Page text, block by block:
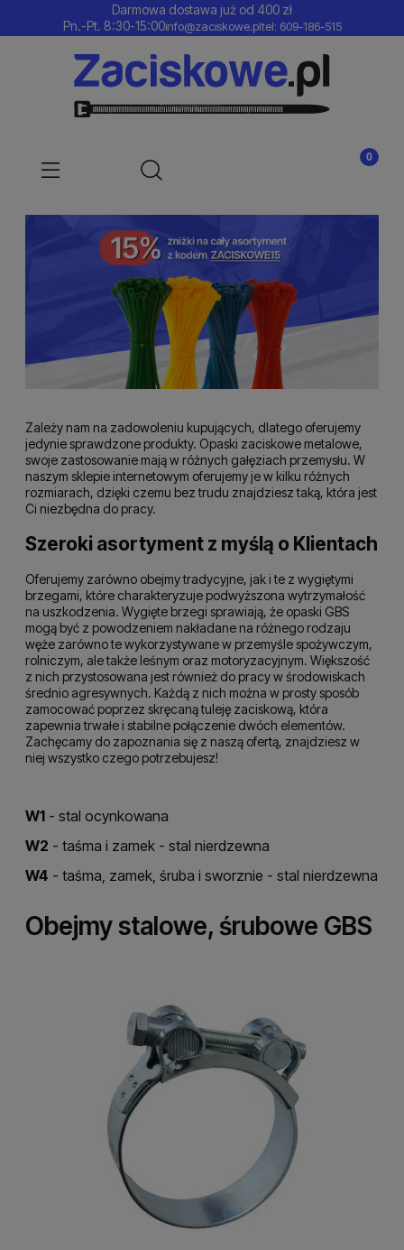
Darmowa dostawa już od 400 zł
Pn.-Pt. 8:30-15:00info@zaciskowe.pltel: 609-186-515
Zależy nam na zadowoleniu kupujących, dlatego oferujemy
jedynie sprawdzone produkty. Opaski zaciskowe metalowe,
swoje zastosowanie mają w różnych gałęziach przemysłu. W
naszym sklepie internetowym oferujemy je w kilku różnych
rozmiarach, dzięki czemu bez trudu znajdziesz taką, która jest
Ci niezbędna do pracy.
Szeroki asortyment z myślą o Klientach
Oferujemy zarówno obejmy tradycyjne, jak i te z wygiętymi
brzegami, które charakteryzuje podwyższona wytrzymałość
na uszkodzenia. Wygięte brzegi sprawiają, że opaski GBS
mogą być z powodzeniem nakładane na różnego rodzaju
węże zarówno te wykorzystywane w przemyśle spożywczym,
rolniczym, ale także leśnym oraz motoryzacyjnym. Większość
z nich przystosowana jest również do pracy w środowiskach
średnio agresywnych. Każdą z nich można w prosty sposób
zamocować poprzez skręcaną tuleję zaciskową, która
zapewnia trwałe i stabilne połączenie dwóch elementów.
Zachęcamy do zapoznania się z naszą ofertą, znajdziesz w
niej wszystko czego potrzebujesz!
W1 - stal ocynkowana
W2 - taśma i zamek - stal nierdzewna
W4 - taśma, zamek, śruba i sworznie - stal nierdzewna
Obejmy stalowe, śrubowe GBS